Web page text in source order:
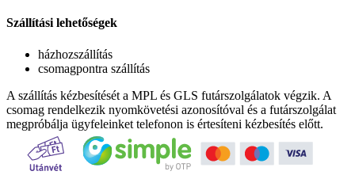
Szállítási lehetőségek
házhozszállítás
csomagpontra szállítás
A szállítás kézbesítését a MPL és GLS futárszolgálatok végzik. A
csomag rendelkezik nyomkövetési azonosítóval és a futárszolgálat
megpróbálja ügyfeleinket telefonon is értesíteni kézbesítés előtt.